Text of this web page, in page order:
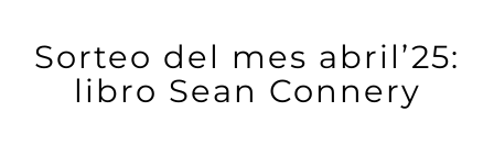
Sorteo del mes abril’25:
libro Sean Connery